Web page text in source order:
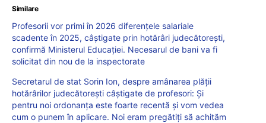
Similare
Profesorii vor primi în 2026 diferențele salariale
scadente în 2025, câștigate prin hotărâri judecătorești,
confirmă Ministerul Educației. Necesarul de bani va fi
solicitat din nou de la inspectorate
Secretarul de stat Sorin Ion, despre amânarea plății
hotărârilor judecătorești câștigate de profesori: Și
pentru noi ordonanţa este foarte recentă şi vom vedea
cum o punem în aplicare. Noi eram pregătiţi să achităm